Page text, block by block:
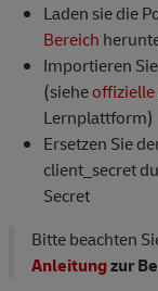
Laden sie die
Bereich
Importieren
(siehe
Lernplattform)
Ersetzen Sie
client_secret
Secret
Bitte beachten
Anleitungzur